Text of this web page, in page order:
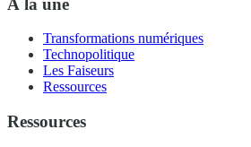
Transformations numériques
Technopolitique
Les Faiseurs
Ressources
Ressources